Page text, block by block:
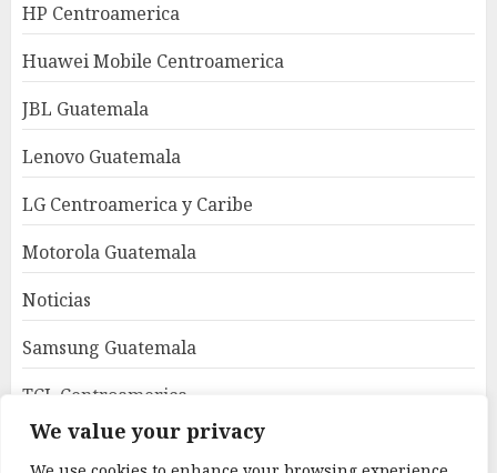
We value your privacy
HP Centroamerica
Huawei Mobile Centroamerica
JBL Guatemala
Lenovo Guatemala
LG Centroamerica y Caribe
Motorola Guatemala
Noticias
Samsung Guatemala
TCL Centroamerica
Uncategorized